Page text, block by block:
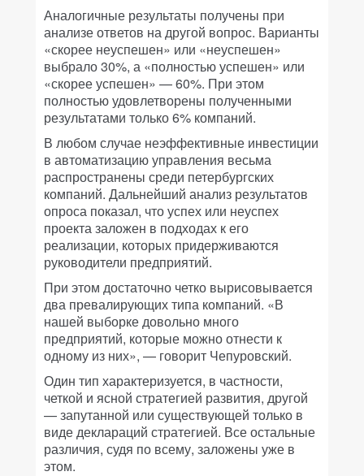
Аналогичные результаты получены при
анализе ответов на другой вопрос. Варианты
«скорее неуспешен» или «неуспешен»
выбрало 30%, а «полностью успешен» или
«скорее успешен» — 60%. При этом
полностью удовлетворены полученными
результатами только 6% компаний.
В любом случае неэффективные инвестиции
в автоматизацию управления весьма
распространены среди петербургских
компаний. Дальнейший анализ результатов
опроса показал, что успех или неуспех
проекта заложен в подходах к его
реализации, которых придерживаются
руководители предприятий.
При этом достаточно четко вырисовывается
два превалирующих типа компаний. «В
нашей выборке довольно много
предприятий, которые можно отнести к
одному из них», — говорит Чепуровский.
Один тип характеризуется, в частности,
четкой и ясной стратегией развития, другой
— запутанной или существующей только в
виде деклараций стратегией. Все остальные
различия, судя по всему, заложены уже в
этом.